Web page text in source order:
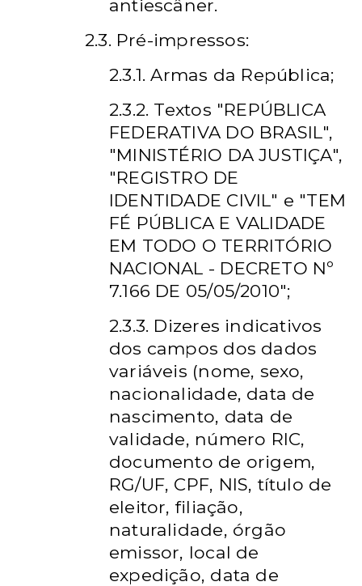
antiescâner.
2.3. Pré-impressos:
2.3.1. Armas da República;
2.3.2. Textos "REPÚBLICA
FEDERATIVA DO BRASIL",
"MINISTÉRIO DA JUSTIÇA",
"REGISTRO DE
IDENTIDADE CIVIL" e "TEM
FÉ PÚBLICA E VALIDADE
EM TODO O TERRITÓRIO
NACIONAL - DECRETO Nº
7.166 DE 05/05/2010";
2.3.3. Dizeres indicativos
dos campos dos dados
variáveis (nome, sexo,
nacionalidade, data de
nascimento, data de
validade, número RIC,
documento de origem,
RG/UF, CPF, NIS, título de
eleitor, filiação,
naturalidade, órgão
emissor, local de
expedição, data de